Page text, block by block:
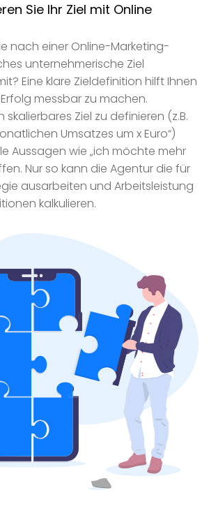
Sie Ihr Ziel mit Online
nach einer Online-Marketing-
unternehmerische Ziel
Eine klare Zieldefinition hilft Ihnen
messbar zu machen.
skalierbares Ziel zu definieren (z.B.
Umsatzes um x Euro“)
Aussagen wie „ich möchte mehr
Nur so kann die Agentur die für
ausarbeiten und Arbeitsleistung
kalkulieren.